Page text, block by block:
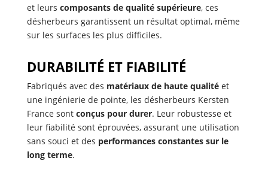
et leurs composants de qualité supérieure, ces
désherbeurs garantissent un résultat optimal, même
sur les surfaces les plus difficiles.
DURABILITÉ ET FIABILITÉ
Fabriqués avec des matériaux de haute qualitéet
une ingénierie de pointe, les désherbeurs Kersten
France sont conçus pour durer. Leur robustesse et
leur fiabilité sont éprouvées, assurant une utilisation
sans souci et des performances constantes sur le
long terme.